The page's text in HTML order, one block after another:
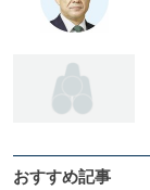
おすすめ記事